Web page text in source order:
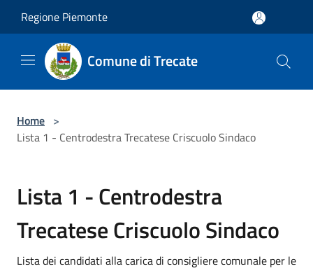
Regione Piemonte
Comune di Trecate
Home >
Lista 1 - Centrodestra Trecatese Criscuolo Sindaco
Lista 1 - Centrodestra
Trecatese Criscuolo Sindaco
Lista dei candidati alla carica di consigliere comunale per le